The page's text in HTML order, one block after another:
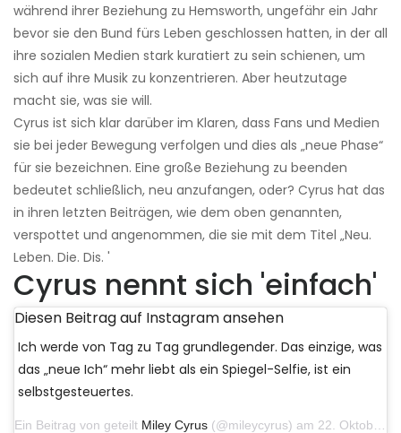
während ihrer Beziehung zu Hemsworth, ungefähr ein Jahr
bevor sie den Bund fürs Leben geschlossen hatten, in der all
ihre sozialen Medien stark kuratiert zu sein schienen, um
sich auf ihre Musik zu konzentrieren. Aber heutzutage
macht sie, was sie will.
Cyrus ist sich klar darüber im Klaren, dass Fans und Medien
sie bei jeder Bewegung verfolgen und dies als „neue Phase“
für sie bezeichnen. Eine große Beziehung zu beenden
bedeutet schließlich, neu anzufangen, oder? Cyrus hat das
in ihren letzten Beiträgen, wie dem oben genannten,
verspottet und angenommen, die sie mit dem Titel „Neu.
Leben. Die. Dis. '
Cyrus nennt sich 'einfach'
Diesen Beitrag auf Instagram ansehen
Ich werde von Tag zu Tag grundlegender. Das einzige, was
das „neue Ich“ mehr liebt als ein Spiegel-Selfie, ist ein
selbstgesteuertes.
Ein Beitrag von geteilt Miley Cyrus (@mileycyrus) am 22. Oktober 2019 um 11:39 Uhr PDT